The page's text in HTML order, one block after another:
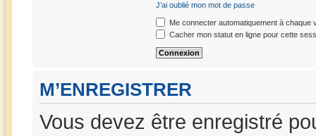
J’ai oublié mon mot de passe
Me connecter automatiquement à chaque
Cacher mon statut en ligne pour cette
M’ENREGISTRER
Vous devez être enregistré